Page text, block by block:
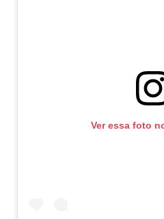
Ver essa foto